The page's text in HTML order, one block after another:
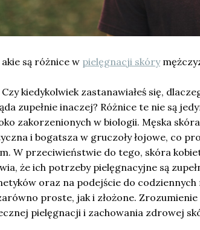
akie są różnice w pielęgnacji skóry
Czy kiedykolwiek zastanawiałeś się,
zupełnie inaczej? Różnice te nie są
zakorzenionych w biologii. Męska
i bogatsza w gruczoły łojowe, co
W przeciwieństwie do tego, skóra
że ich potrzeby pielęgnacyjne są
oraz na podejście do
proste, jak i złożone.
pielęgnacji i zachowania zdrowej